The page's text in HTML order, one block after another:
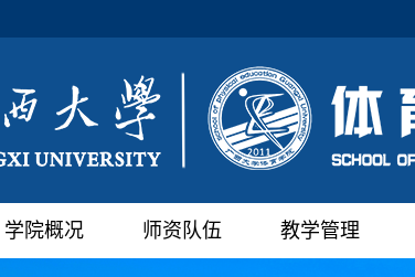
学院概况 师资队伍 教学管理